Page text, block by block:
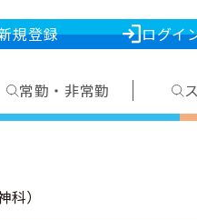
規登録 ログイ
常勤・非常勤
）